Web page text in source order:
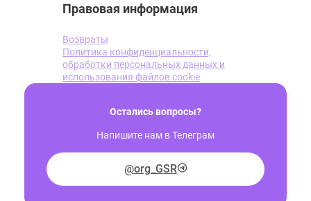
Правовая информация
Возвраты
Политика конфиденциальности,
обработки персональных данных и
использования файлов cookie
Остались вопросы?
Напишите нам в Телеграм
@org_GSR